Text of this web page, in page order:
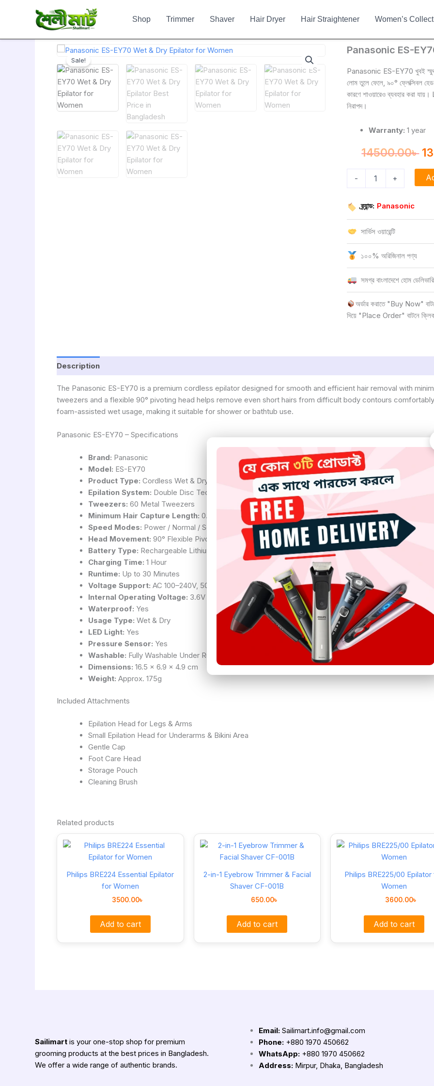
Shop Trimmer Shaver Hair Dryer Hair Straightener Women’s
Sale!
Panasonic ES-
Panasonic ES-EY70 খুবই স্মুথ
লোম তুলে ফেলে, ৯০° ফ্লেক্সিবল
কারণে শাওয়ারেও ব্যবহার করা
নিরাপদ।
Warranty: 1 year
14500.00৳
-
Panasonic
EY70
Wet
&
Dry
quantity
+
ব্র্যান্ড: Panasonic
সার্ভিস ওয়ারেন্টি
১০০% অরিজিনাল পণ্য
সমগ্র বাংলাদেশে হোম ডেলিভারি
অর্ডার করাতে "Buy Now"
দিয়ে "Place Order" বাটনে
Description
The Panasonic ES-EY70 is a premium cordless epilator designed for smooth and efficient hair removal with
tweezers and a flexible 90° pivoting head helps remove even short hairs from difficult body contours
foam-assisted wet usage, making it suitable for shower or bathtub use.
Panasonic ES-EY70 – Specifications
Brand: Panasonic
Model: ES-EY70
Product Type: Cordless Wet & Dry Epilator
Epilation System: Double Disc Technology
Tweezers: 60 Metal Tweezers
Minimum Hair Capture Length: 0.5 mm
Speed Modes: Power / Normal / Soft
Head Movement: 90° Flexible Pivoting Head
Battery Type: Rechargeable Lithium-Ion
Charging Time: 1 Hour
Runtime: Up to 30 Minutes
Voltage Support: AC 100–240V, 50–60Hz
Internal Operating Voltage: 3.6V
Waterproof: Yes
Usage Type: Wet & Dry
LED Light: Yes
Pressure Sensor: Yes
Washable: Fully Washable Under Running Water
Dimensions: 16.5 × 6.9 × 4.9 cm
Weight: Approx. 175g
Included Attachments
Epilation Head for Legs & Arms
Small Epilation Head for Underarms & Bikini Area
Gentle Cap
Foot Care Head
Storage Pouch
Cleaning Brush
Related products
Philips BRE224 Essential Epilator
for Women
3500.00৳
Add to cart
2-in-1 Eyebrow Trimmer & Facial
Shaver CF-001B
650.00৳
Add to cart
Philips BRE225/00
Women
3600.00৳
Add to cart
Sailimart is your one-stop shop for premium
grooming products at the best prices in Bangladesh.
We offer a wide range of authentic brands.
Email:Sailimart.info@gmail.com
Phone:+880 1970 450662
WhatsApp:+880 1970 450662
Address:Mirpur, Dhaka, Bangladesh